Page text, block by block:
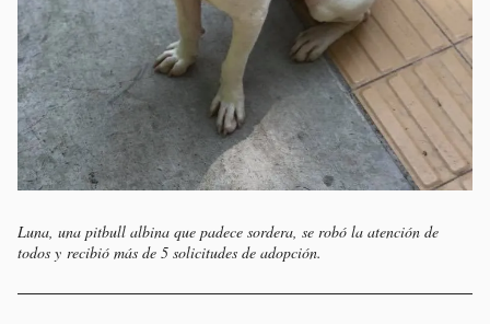
Luna, una pitbull albina que padece sordera, se robó la atención de
todos y recibió más de 5 solicitudes de adopción.